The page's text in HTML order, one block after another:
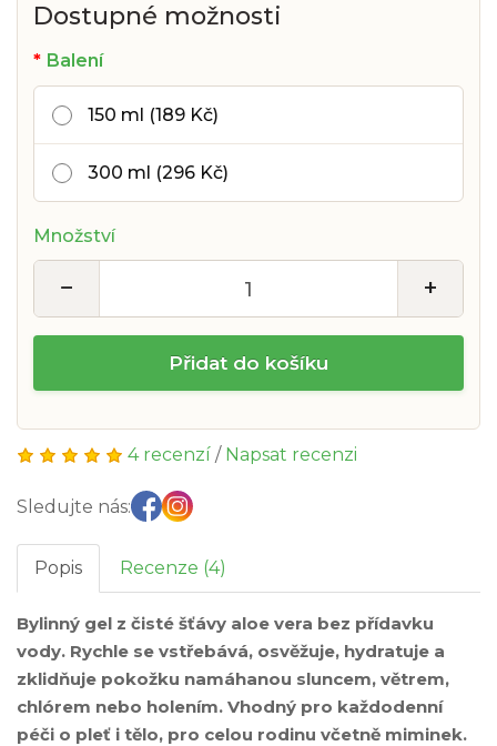
Dostupné možnosti
Balení
150 ml (189 Kč)
300 ml (296 Kč)
Množství
− +
Přidat do košíku
4 recenzí / Napsat recenzi
Sledujte nás:
Popis Recenze (4)
Bylinný gel z čisté šťávy aloe vera bez přídavku
vody. Rychle se vstřebává, osvěžuje, hydratuje a
zklidňuje pokožku namáhanou sluncem, větrem,
chlórem nebo holením. Vhodný pro každodenní
péči o pleť i tělo, pro celou rodinu včetně miminek.